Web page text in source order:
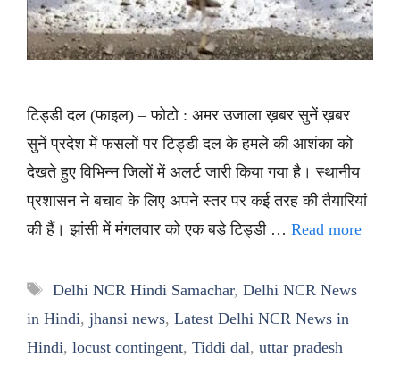
टिड्डी दल (फाइल) – फोटो : अमर उजाला ख़बर सुनें ख़बर
सुनें प्रदेश में फसलों पर टिड्डी दल के हमले की आशंका को
देखते हुए विभिन्न जिलों में अलर्ट जारी किया गया है। स्थानीय
प्रशासन ने बचाव के लिए अपने स्तर पर कई तरह की तैयारियां
की हैं। झांसी में मंगलवार को एक बड़े टिड्डी … Read more
Tags
Delhi NCR Hindi Samachar, Delhi NCR News
in Hindi, jhansi news, Latest Delhi NCR News in
Hindi, locust contingent, Tiddi dal, uttar pradesh